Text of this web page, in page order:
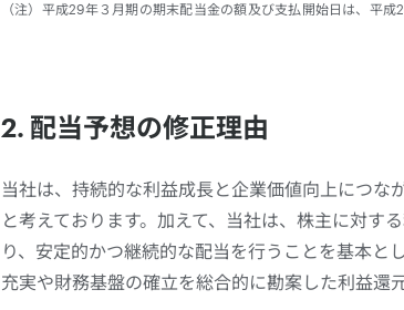
（注）平成29年３月期の期末配当金の額及び支払開始日は、平
2. 配当予想の修正理由
当社は、持続的な利益成長と企業価値向上につな
と考えております。加えて、当社は、株主に対す
り、安定的かつ継続的な配当を行うことを基本
充実や財務基盤の確立を総合的に勘案した利益還